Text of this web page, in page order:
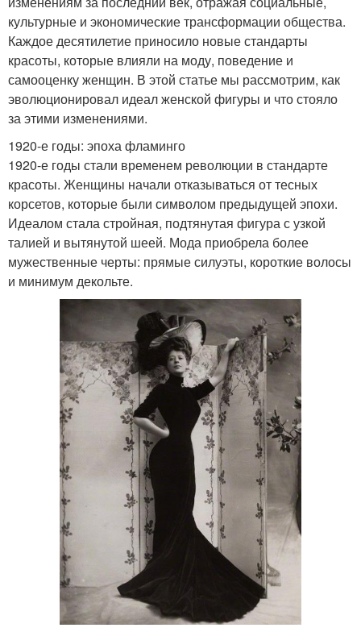
культурные и экономические трансформации общества.
Каждое десятилетие приносило новые стандарты
красоты, которые влияли на моду, поведение и
самооценку женщин. В этой статье мы рассмотрим, как
эволюционировал идеал женской фигуры и что стояло
за этими изменениями.
1920-е годы: эпоха фламинго
1920-е годы стали временем революции в стандарте
красоты. Женщины начали отказываться от тесных
корсетов, которые были символом предыдущей эпохи.
Идеалом стала стройная, подтянутая фигура с узкой
талией и вытянутой шеей. Мода приобрела более
мужественные черты: прямые силуэты, короткие волосы
и минимум декольте.